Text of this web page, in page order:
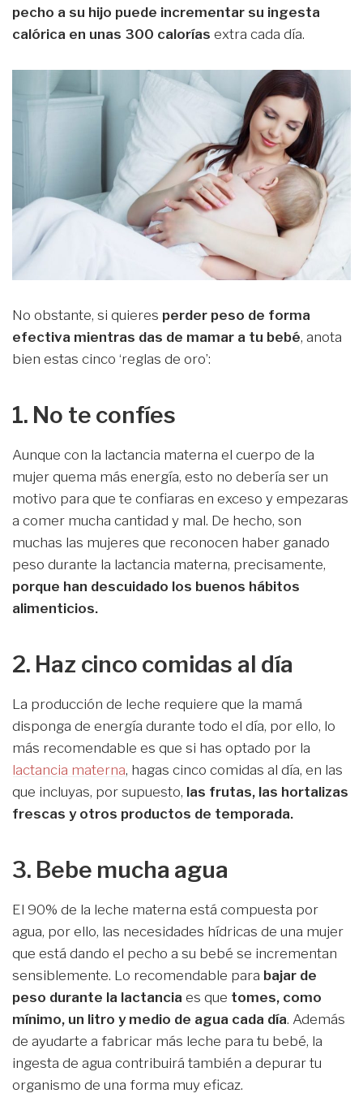
pecho a su hijo puede incrementar su ingesta
calórica en unas 300 calorías extra cada día.
No obstante, si quieres perder peso de forma
efectiva mientras das de mamar a tu bebé, anota
bien estas cinco ‘reglas de oro’:
1. No te confíes
Aunque con la lactancia materna el cuerpo de la
mujer quema más energía, esto no debería ser un
motivo para que te confiaras en exceso y empezaras
a comer mucha cantidad y mal. De hecho, son
muchas las mujeres que reconocen haber ganado
peso durante la lactancia materna, precisamente,
porque han descuidado los buenos hábitos
alimenticios.
2. Haz cinco comidas al día
La producción de leche requiere que la mamá
disponga de energía durante todo el día, por ello, lo
más recomendable es que si has optado por la
lactancia materna, hagas cinco comidas al día, en las
que incluyas, por supuesto, las frutas, las hortalizas
frescas y otros productos de temporada.
3. Bebe mucha agua
El 90% de la leche materna está compuesta por
agua, por ello, las necesidades hídricas de una mujer
que está dando el pecho a su bebé se incrementan
sensiblemente. Lo recomendable para bajar de
peso durante la lactancia es que tomes, como
mínimo, un litro y medio de agua cada día. Además
de ayudarte a fabricar más leche para tu bebé, la
ingesta de agua contribuirá también a depurar tu
organismo de una forma muy eficaz.